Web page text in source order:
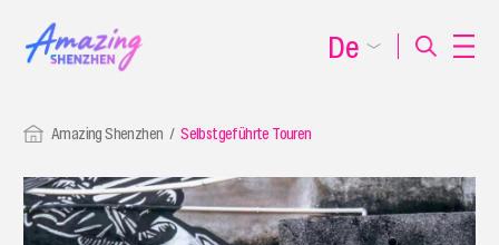
Amazing Shenzhen Selbstgeführte Touren
De